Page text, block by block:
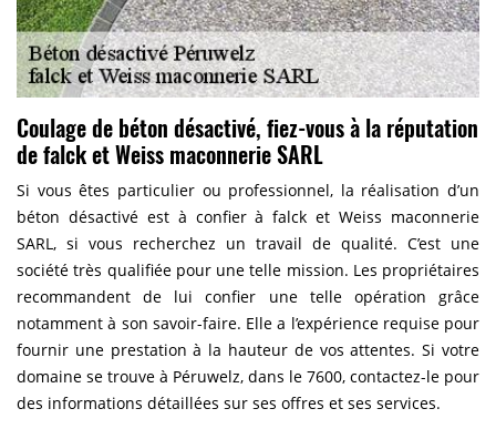
Coulage de béton désactivé, fiez-vous à la réputation
de falck et Weiss maconnerie SARL
Si vous êtes particulier ou professionnel, la réalisation d’un
béton désactivé est à confier à falck et Weiss maconnerie
SARL, si vous recherchez un travail de qualité. C’est une
société très qualifiée pour une telle mission. Les propriétaires
recommandent de lui confier une telle opération grâce
notamment à son savoir-faire. Elle a l’expérience requise pour
fournir une prestation à la hauteur de vos attentes. Si votre
domaine se trouve à Péruwelz, dans le 7600, contactez-le pour
des informations détaillées sur ses offres et ses services.